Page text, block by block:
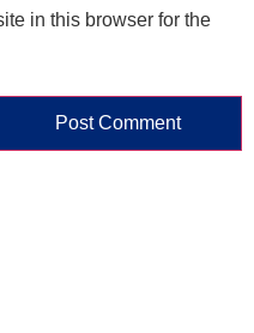
in this browser for the